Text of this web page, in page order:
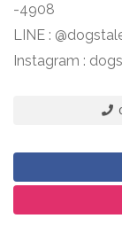
-4908
LINE :
Instagram :